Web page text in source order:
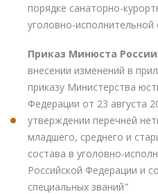
порядке санаторно-
уголовно-исполнительной
Приказ Минюста России
внесении изменений в
приказу Министерства
Федерации от 23 августа
утверждении перечней
младшего, среднего и
состава в уголовно-
Российской Федерации и
специальных званий"